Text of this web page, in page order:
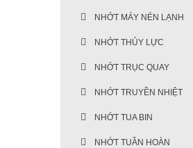
NHỚT MÁY NÉN LẠNH
NHỚT THỦY LỰC
NHỚT TRỤC QUAY
NHỚT TRUYỀN NHIỆT
NHỚT TUA BIN
NHỚT TUẦN HOÀN